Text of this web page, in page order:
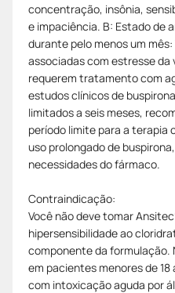
concentração, insônia,
e impaciência. B: Estado de
durante pelo menos um
associadas com estresse
requerem tratamento com
estudos clínicos de
limitados a seis meses,
período limite para a terapia
uso prolongado de
necessidades do fármaco.
Contraindicação:
Você não deve tomar
hipersensibilidade ao
componente da formulação.
em pacientes menores de
com intoxicação aguda por